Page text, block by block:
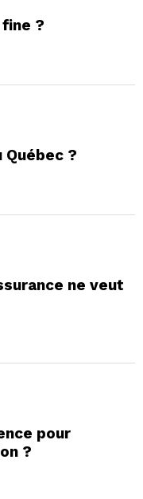
?
Québec ?
ne veut
pour
?